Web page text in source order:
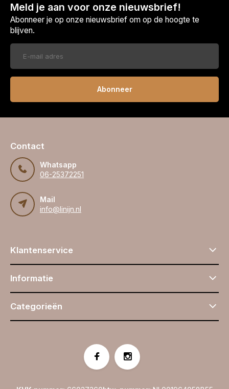
Meld je aan voor onze nieuwsbrief!
Abonneer je op onze nieuwsbrief om op de hoogte te
blijven.
Abonneer
Contact
Whatsapp
06-25372251
Mail
info@linijn.nl
Klantenservice
Informatie
Categorieën